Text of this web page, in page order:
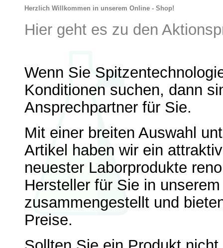
Herzlich Willkommen in unserem Online - Shop!
Hier geht es zu den
Wenn Sie
Konditionen suchen, dann
Ansprechpartner für Sie.
Mit einer breiten Auswahl
Artikel haben wir ein
neuester Laborprodukte
Hersteller für Sie in
zusammengestellt und
Preise.